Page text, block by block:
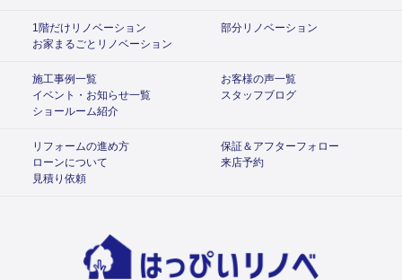
1階だけリノベーション
部分リノベーション
お家まるごとリノベーション
施工事例一覧
お客様の声一覧
イベント・お知らせ一覧
スタッフブログ
ショールーム紹介
リフォームの進め方
保証＆アフターフォロー
ローンについて
来店予約
見積り依頼